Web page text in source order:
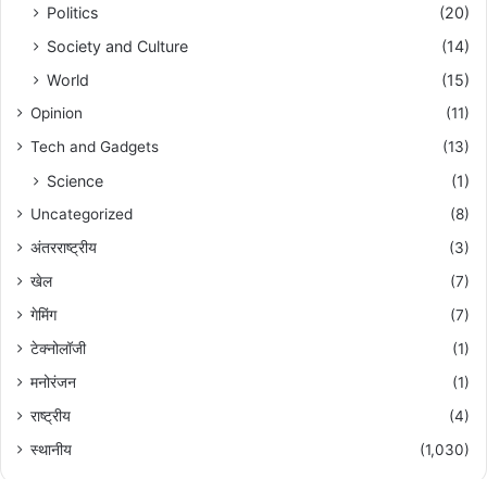
Politics
(20)
Society and Culture
(14)
World
(15)
Opinion
(11)
Tech and Gadgets
(13)
Science (1)
Uncategorized
(8)
अंतरराष्ट्रीय
(3)
खेल
(7)
गेमिंग
(7)
टेक्नोलॉजी
(1)
मनोरंजन
(1)
राष्ट्रीय
(4)
स्थानीय
(1,030)